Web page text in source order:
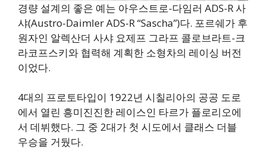
경량 설계의 좋은 예는 아우스트로-다임러 ADS-R 사
샤(Austro-Daimler ADS-R “Sascha”)다. 포르쉐가 후
원자인 알렉산더 사샤 요제프 그라프 콜로브라트-크
라코프스키와 협력해 계획한 소형차의 레이싱 버전
이었다.
4대의 프로토타입이 1922년 시칠리아의 공공 도로
에서 열린 흥미진진한 레이스인 타르가 플로리오에
서 데뷔했다. 그 중 2대가 첫 시도에서 클래스 더블
우승을 거뒀다.